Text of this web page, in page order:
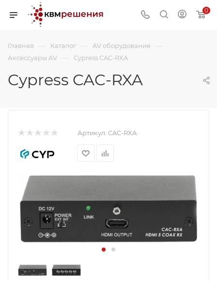
0
Главная — Каталог — AV оборудование —
Аксессуары AV — Cypress CAC-RXA
Cypress CAC-RXA
Артикул: CAC-RXA